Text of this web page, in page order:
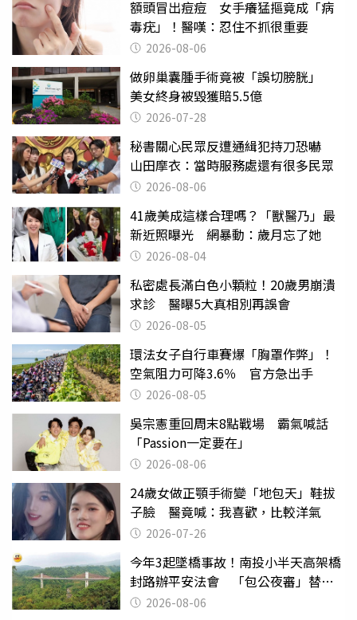
額頭冒出痘痘 女手癢猛摳竟成「病
毒疣」！醫嘆：忍住不抓很重要
2026-08-06
做卵巢囊腫手術竟被「誤切膀胱」
美女終身被毀獲賠5.5億
2026-07-28
秘書關心民眾反遭通緝犯持刀恐嚇
山田摩衣：當時服務處還有很多民眾
2026-08-06
41歲美成這樣合理嗎？「獸醫乃」最
新近照曝光 網暴動：歲月忘了她
2026-08-04
私密處長滿白色小顆粒！20歲男崩潰
求診 醫曝5大真相別再誤會
2026-08-05
環法女子自行車賽爆「胸罩作弊」！
空氣阻力可降3.6％ 官方急出手
2026-08-05
吳宗憲重回周末8點戰場 霸氣喊話
「Passion一定要在」
2026-08-06
24歲女做正顎手術變「地包天」鞋拔
子臉 醫竟喊：我喜歡，比較洋氣
2026-07-26
今年3起墜橋事故！南投小半天高架橋
封路辦平安法會 「包公夜審」替亡
魂伸冤
2026-08-06